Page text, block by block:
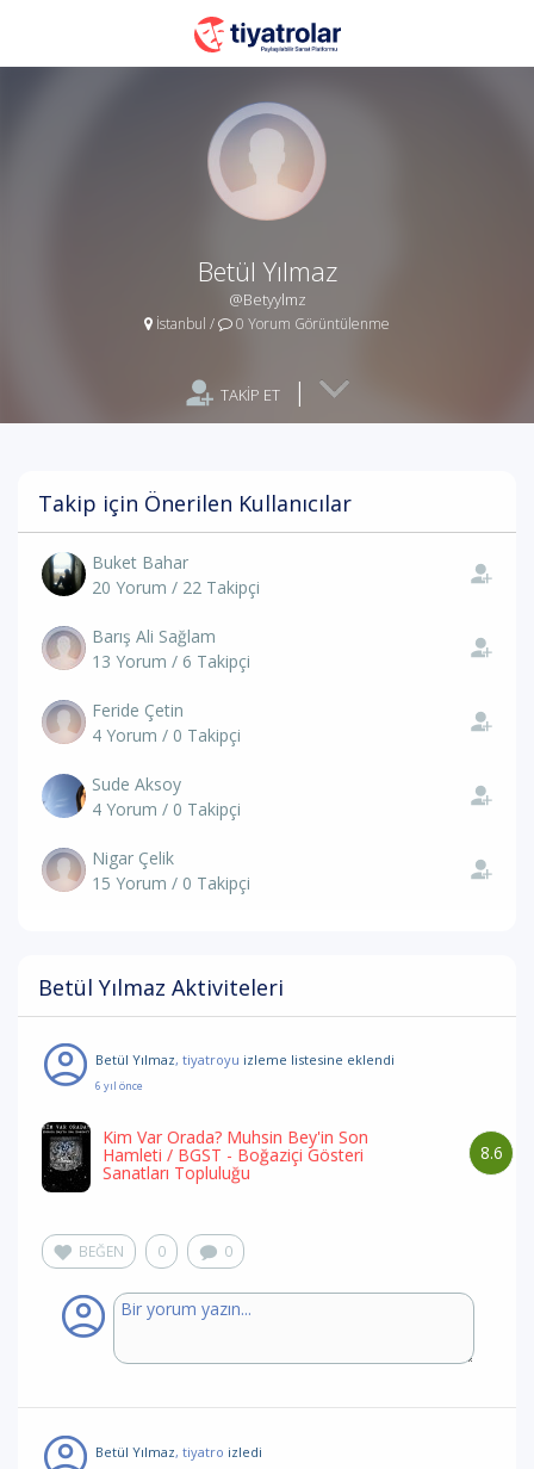
Betül Yılmaz
@Betyylmz
İstanbul / 0 Yorum Görüntülenme
TAKİP ET |
Takip için Önerilen Kullanıcılar
Buket Bahar
20 Yorum / 22 Takipçi
Barış Ali Sağlam
13 Yorum / 6 Takipçi
Feride Çetin
4 Yorum / 0 Takipçi
Sude Aksoy
4 Yorum / 0 Takipçi
Nigar Çelik
15 Yorum / 0 Takipçi
Betül Yılmaz Aktiviteleri
Betül Yılmaz, tiyatroyu izleme listesine eklendi
6 yıl önce
8.6
Kim Var Orada? Muhsin Bey'in Son
Hamleti / BGST - Boğaziçi Gösteri
Sanatları Topluluğu
BEĞEN 0 0
Betül Yılmaz, tiyatro izledi